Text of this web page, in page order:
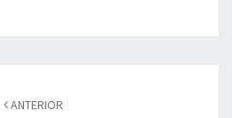
ANTERIOR